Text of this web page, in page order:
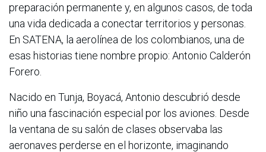
preparación permanente y, en algunos casos, de toda
una vida dedicada a conectar territorios y personas.
En SATENA, la aerolínea de los colombianos, una de
esas historias tiene nombre propio: Antonio Calderón
Forero.
Nacido en Tunja, Boyacá, Antonio descubrió desde
niño una fascinación especial por los aviones. Desde
la ventana de su salón de clases observaba las
aeronaves perderse en el horizonte, imaginando